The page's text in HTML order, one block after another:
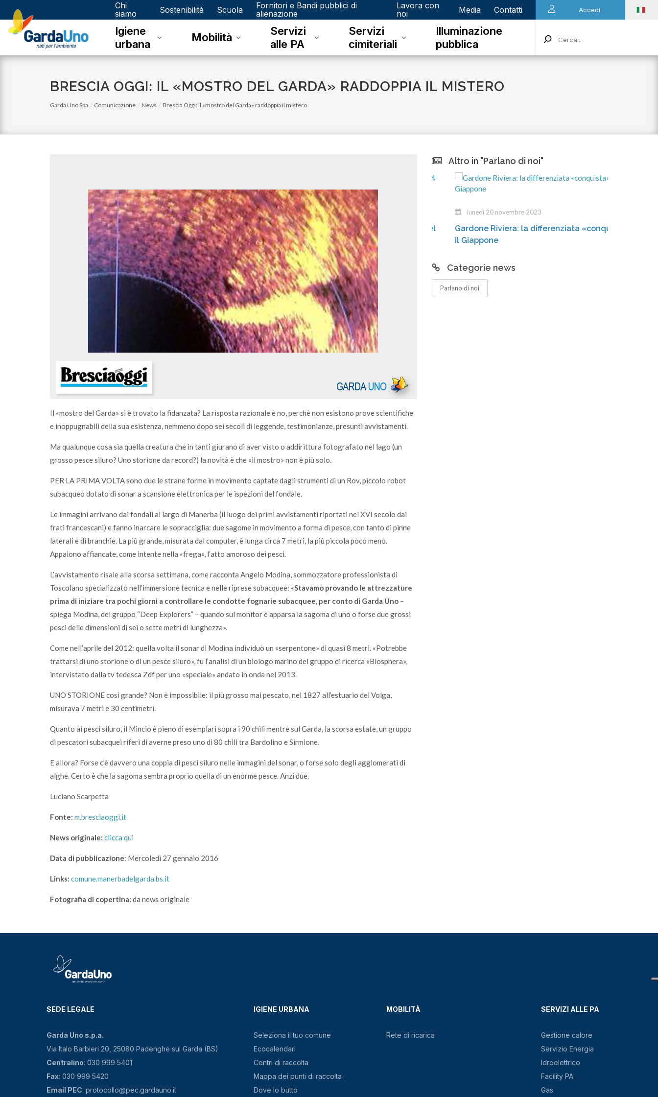
Gardauno
Spa
Chi
siamo
Sostenibilità Scuola
Fornitori e Bandi pubblici di
alienazione
Lavora con
noi
Media Contatti Accedi
Igiene
urbana
Mobilità
Servizi
alle PA
Servizi
cimiteriali
Illuminazione
pubblica
BRESCIA OGGI: IL «MOSTRO DEL GARDA» RADDOPPIA IL MISTERO
Garda Uno Spa Comunicazione News Brescia Oggi: Il «mostro del Garda» raddoppia il mistero
Il «mostro del Garda» si è trovato la fidanzata? La risposta razionale è no, perchè non esistono prove scientifiche
e inoppugnabili della sua esistenza, nemmeno dopo sei secoli di leggende, testimonianze, presunti avvistamenti.
Ma qualunque cosa sia quella creatura che in tanti giurano di aver visto o addirittura fotografato nel lago (un
grosso pesce siluro? Uno storione da record?) la novità è che «il mostro» non è più solo.
PER LA PRIMA VOLTA sono due le strane forme in movimento captate dagli strumenti di un Rov, piccolo robot
subacqueo dotato di sonar a scansione elettronica per le ispezioni del fondale.
Le immagini arrivano dai fondali al largo di Manerba (il luogo dei primi avvistamenti riportati nel XVI secolo dai
frati francescani) e fanno inarcare le sopracciglia: due sagome in movimento a forma di pesce, con tanto di pinne
laterali e di branchie. La più grande, misurata dal computer, è lunga circa 7 metri, la più piccola poco meno.
Appaiono affiancate, come intente nella «frega», l’atto amoroso dei pesci.
L’avvistamento risale alla scorsa settimana, come racconta Angelo Modina, sommozzatore professionista di
Toscolano specializzato nell’immersione tecnica e nelle riprese subacquee: «Stavamo provando le attrezzature
prima di iniziare tra pochi giorni a controllare le condotte fognarie subacquee, per conto di Garda Uno –
spiega Modina, del gruppo “Deep Explorers” – quando sul monitor è apparsa la sagoma di uno o forse due grossi
pesci delle dimensioni di sei o sette metri di lunghezza».
Come nell’aprile del 2012: quella volta il sonar di Modina individuò un «serpentone» di quasi 8 metri. «Potrebbe
trattarsi di uno storione o di un pesce siluro», fu l’analisi di un biologo marino del gruppo di ricerca «Biosphera»,
intervistato dalla tv tedesca Zdf per uno «speciale» andato in onda nel 2013.
UNO STORIONE così grande? Non è impossibile: il più grosso mai pescato, nel 1827 all’estuario del Volga,
misurava 7 metri e 30 centimetri.
Quanto ai pesci siluro, il Mincio è pieno di esemplari sopra i 90 chili mentre sul Garda, la scorsa estate, un gruppo
di pescatori subacquei riferì di averne preso uno di 80 chili tra Bardolino e Sirmione.
E allora? Forse c’è davvero una coppia di pesci siluro nelle immagini del sonar, o forse solo degli agglomerati di
alghe. Certo è che la sagoma sembra proprio quella di un enorme pesce. Anzi due.
Luciano Scarpetta
Fonte: m.bresciaoggi.it
News originale: clicca qui
Data di pubblicazione: Mercoledi 27 gennaio 2016
Links: comune.manerbadelgarda.bs.it
Fotografia di copertina: da news originale
Altro in "Parlano di noi"
lunedì 03 luglio 2023
A Salò la quota di differenziata ha raggiunto
una media del 77%
lunedì 15 gennaio 2024
Video: Comunità Energetiche Rinnovabili nel
2024 sul Lago di Garda
lunedì 20 novembre 2023
Gardone Riviera: la differenziata «conquista»
il Giappone
Categorie news
Parlano di noi
SEDE LEGALE
Garda Uno s.p.a.
Via Italo Barbieri 20, 25080 Padenghe sul Garda (BS)
Centralino: 030 999 5401
Fax: 030 999 5420
Email PEC: protocollo@pec.gardauno.it
IGIENE URBANA
Seleziona il tuo comune
Ecocalendari
Centri di raccolta
Mappa dei punti di raccolta
Dove lo butto
MOBILITÀ
Rete di ricarica
SERVIZI ALLE PA
Gestione calore
Servizio Energia
Idroelettrico
Facility PA
Gas